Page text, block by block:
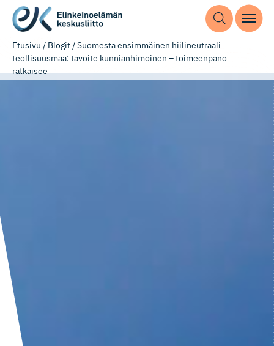
Etusivu / Blogit/Suomesta ensimmäinen hiilineutraali
teollisuusmaa: tavoite kunnianhimoinen – toimeenpano
ratkaisee